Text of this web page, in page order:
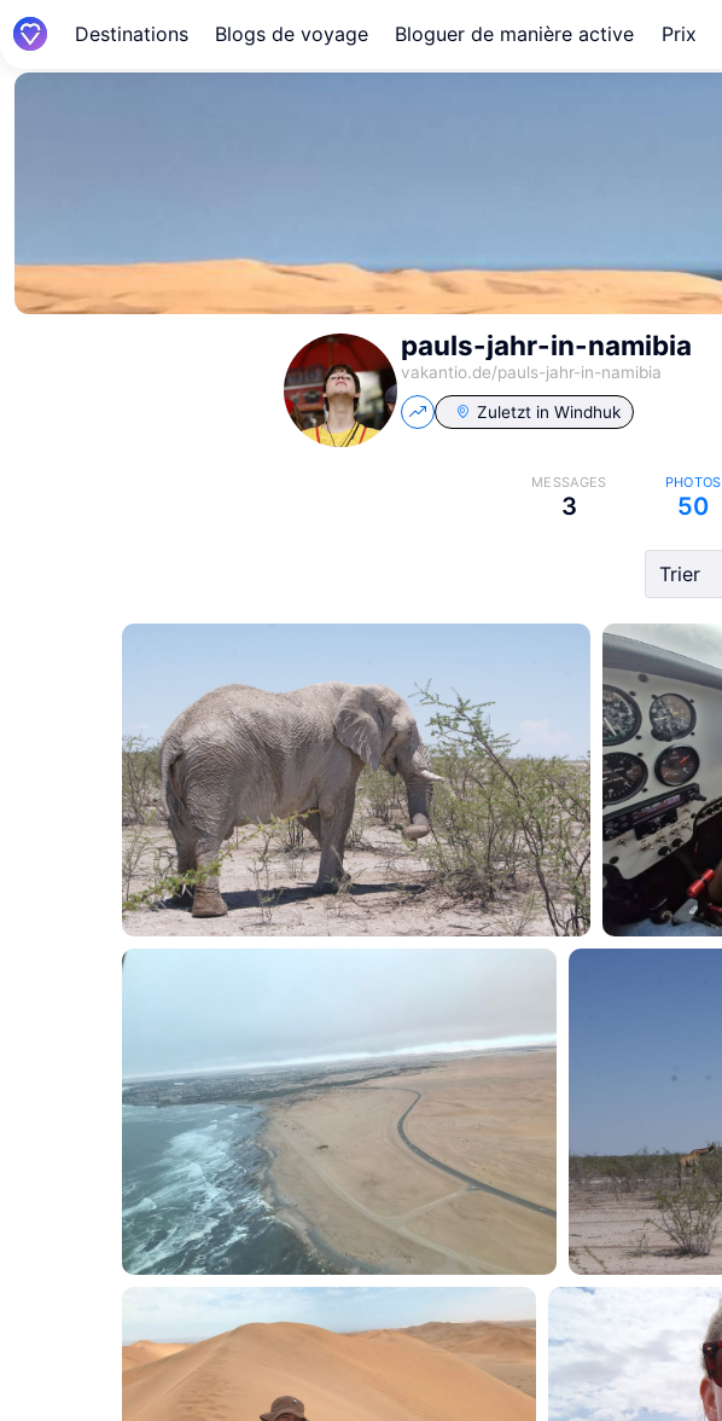
Destinations Blogs de voyage Bloguer de manière active Prix
pauls-jahr-in-namibia
vakantio.de/pauls-jahr-in-namibia
Zuletzt in Windhuk
MESSAGES
3
PHOTOS
50